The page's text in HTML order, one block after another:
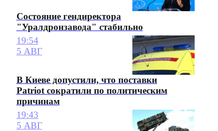
Состояние гендиректора
"Уралдронзавода" стабильно
19:54
5 АВГ
В Киеве допустили, что поставки
Patriot сократили по политическим
причинам
19:43
5 АВГ